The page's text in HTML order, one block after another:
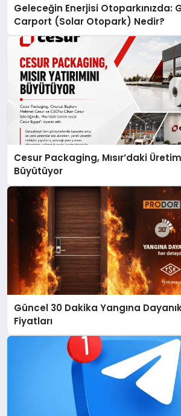
Geleceğin Enerjisi Otoparkınızda:
Carport (Solar Otopark) Nedir?
Cesur Packaging, Mısır’daki
Büyütüyor
Güncel 30 Dakika Yangına
Fiyatları